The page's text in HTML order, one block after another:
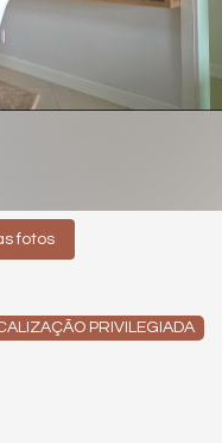
fotos
PRIVILEGIADA